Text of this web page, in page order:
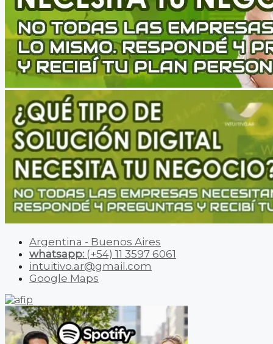
Argentina - Buenos Aires
whatsapp: (+54) 11 3597 6061
intuitivo.ar@gmail.com
Google Maps